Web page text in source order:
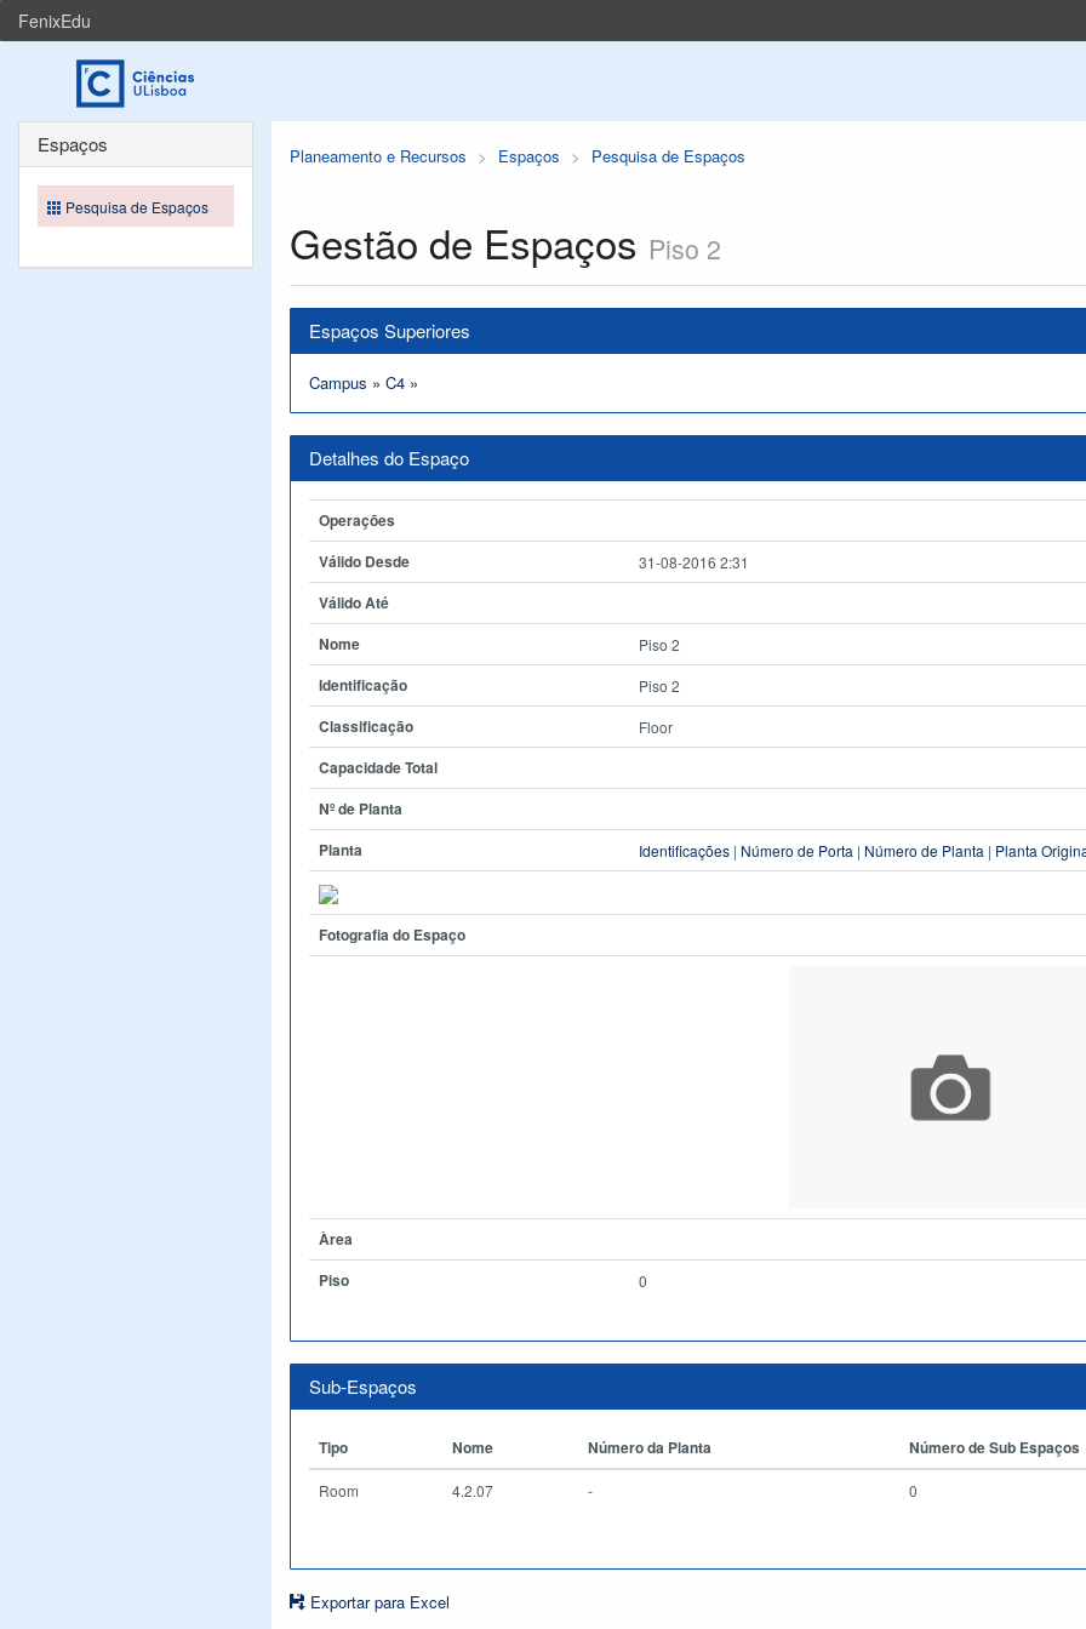
FenixEdu
Planeamento e Recursos Espaços Pesquisa de Espaços
Gestão de Espaços Piso 2
Espaços Superiores
Campus » C4 »
Detalhes do Espaço
Operações
Válido Desde
31-08-2016 2:31
Válido Até
Nome
Piso 2
Identificação Piso 2
Classificação Floor
Capacidade Total
Nº de Planta
Planta
Identificações | Número de Porta | Número de Planta | Planta
Fotografia do Espaço
Àrea
Piso
0
Sub-Espaços
Tipo Nome Número da Planta Número de Sub Espaços
Room 4.2.07 - 0
Exportar para Excel
Espaços
Pesquisa de Espaços